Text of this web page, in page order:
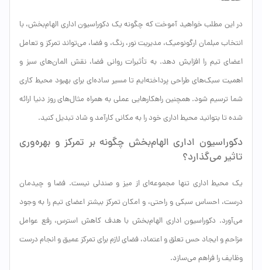
در این مطلب خواهید آموخت که چگونه یک دکوراسیون اداری الهام‌بخش، با
انتخاب مبلمان ارگونومیک، مدیریت نور، رنگ، و فضا، می‌تواند تمرکز و تعامل
اعضای تیم را افزایش دهد. به تأثیرات روانی فضا، نقش المان‌های سبز و
اهمیت سبک‌های طراحی پرداخته‌ایم تا مسیر ساده‌ای برای بهبود محیط کاری
شما ترسیم شود. همچنین راهکارهایی عملی به همراه مثال‌های روز دنیا ارائه
شده تا بتوانید محیط اداری خود را به مکانی کارآمد و شاد تبدیل کنید.
دکوراسیون اداری الهام‌بخش چگونه بر تمرکز و بهره‌وری
تاثیر می‌گذارد؟
یک محیط اداری تنها مجموعه‌ای از میز و صندلی نیست. فضا و چیدمان
درست، احساس سبکی و راحتی، و امکان تمرکز بیشتر اعضای تیم را به وجود
می‌آورد. دکوراسیون اداری الهام‌بخش با هدف کاهش استرس، رفع عوامل
مزاحم و ایجاد حس تعلق و اعتماد، فضای لازم برای تمرکز عمیق و انجام درست
وظایف را فراهم می‌سازد.